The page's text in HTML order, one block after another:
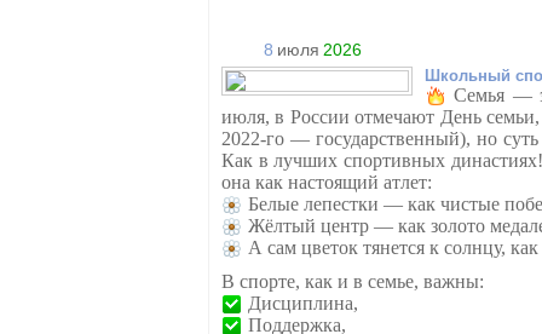
8 июля 2026
Школьный
Семья —
июля, в России отмечают День
2022-го — государственный), но
Как в лучших спортивных
она как настоящий атлет:
Белые лепестки — как чистые
Жёлтый центр — как золото
А сам цветок тянется к солнцу,
В спорте, как и в семье, важны:
Дисциплина,
Поддержка,